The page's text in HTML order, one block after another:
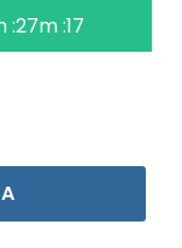
:27m :17